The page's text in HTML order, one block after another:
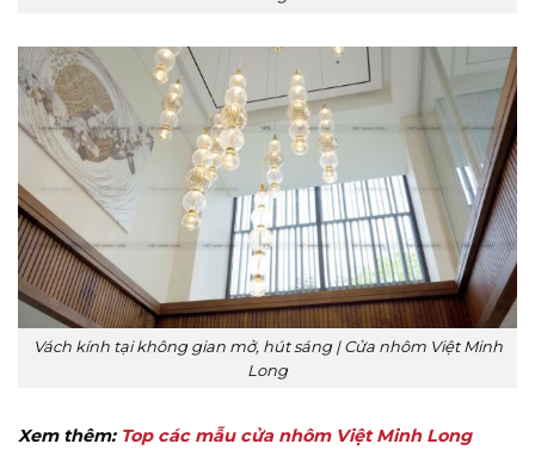
Vách kính tại không gian mở, hút sáng | Cửa nhôm Việt Minh
Long
Xem thêm: Top các mẫu cửa nhôm Việt Minh Long